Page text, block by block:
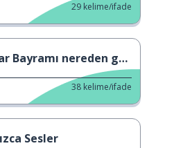
29 kelime/ifade
Bayramı nereden geliyor
38 kelime/ifade
Sesler